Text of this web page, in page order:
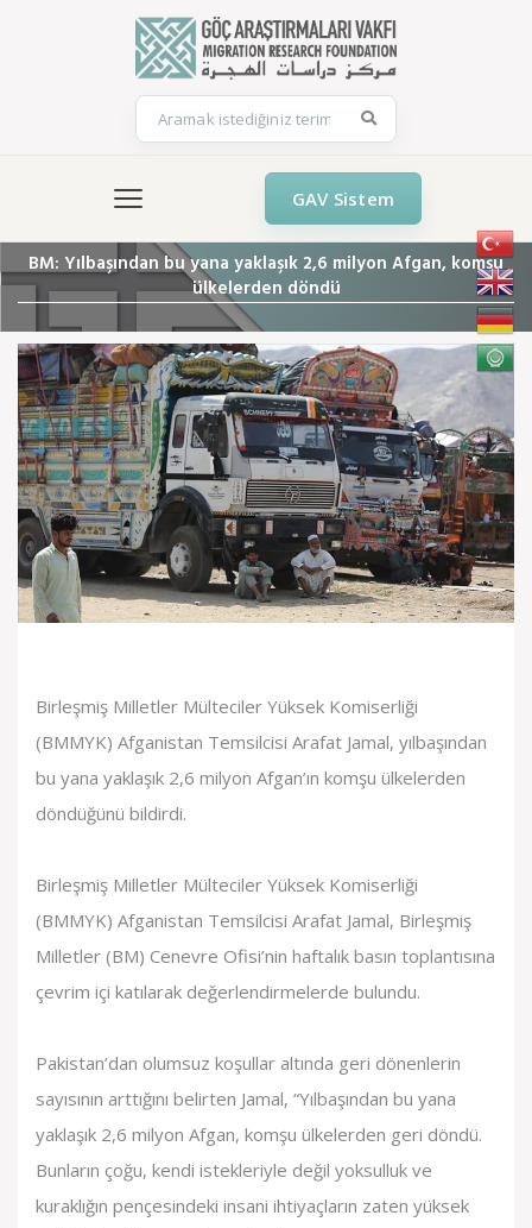
GAV Sistem
BM: Yılbaşından bu yana yaklaşık 2,6 milyon Afgan, komşu
ülkelerden döndü
Birleşmiş Milletler Mülteciler Yüksek Komiserliği
(BMMYK) Afganistan Temsilcisi Arafat Jamal, yılbaşından
bu yana yaklaşık 2,6 milyon Afgan’ın komşu ülkelerden
döndüğünü bildirdi.
Birleşmiş Milletler Mülteciler Yüksek Komiserliği
(BMMYK) Afganistan Temsilcisi Arafat Jamal, Birleşmiş
Milletler (BM) Cenevre Ofisi’nin haftalık basın toplantısına
çevrim içi katılarak değerlendirmelerde bulundu.
Pakistan’dan olumsuz koşullar altında geri dönenlerin
sayısının arttığını belirten Jamal, “Yılbaşından bu yana
yaklaşık 2,6 milyon Afgan, komşu ülkelerden geri döndü.
Bunların çoğu, kendi istekleriyle değil yoksulluk ve
kuraklığın pençesindeki insani ihtiyaçların zaten yüksek